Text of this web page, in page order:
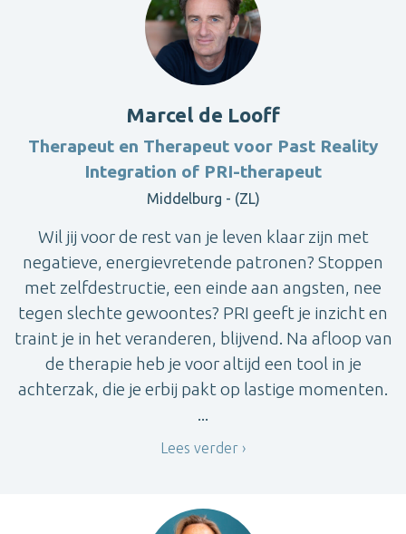
Marcel de Looff
Therapeut en Therapeut voor Past Reality
Integration of PRI-therapeut
Middelburg - (ZL)
Wil jij voor de rest van je leven klaar zijn met
negatieve, energievretende patronen? Stoppen
met zelfdestructie, een einde aan angsten, nee
tegen slechte gewoontes? PRI geeft je inzicht en
traint je in het veranderen, blijvend. Na afloop van
de therapie heb je voor altijd een tool in je
achterzak, die je erbij pakt op lastige momenten.
...
Lees verder